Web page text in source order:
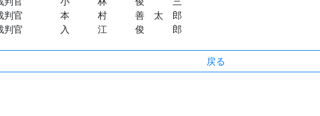
村 善 太 郎
入 江 俊 郎
戻る